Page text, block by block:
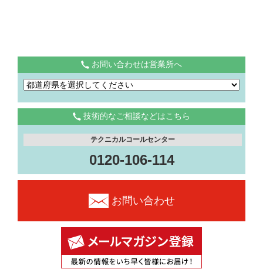
お問い合わせは営業所へ
技術的なご相談などはこちら
テクニカルコールセンター
0120-106-114
お問い合わせ